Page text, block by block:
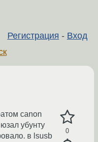
Регистрация - Вход
0
canon
убунту
в lsusb